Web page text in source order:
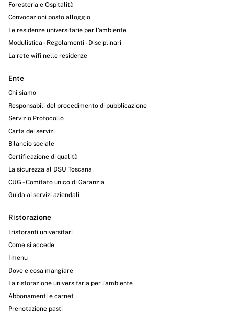
Foresteria e Ospitalità
Convocazioni posto alloggio
Le residenze universitarie per l’ambiente
Modulistica - Regolamenti - Disciplinari
La rete wifi nelle residenze
Ente
Chi siamo
Responsabili del procedimento di pubblicazione
Servizio Protocollo
Carta dei servizi
Bilancio sociale
Certificazione di qualità
La sicurezza al DSU Toscana
CUG - Comitato unico di Garanzia
Guida ai servizi aziendali
Ristorazione
I ristoranti universitari
Come si accede
I menu
Dove e cosa mangiare
La ristorazione universitaria per l’ambiente
Abbonamenti e carnet
Prenotazione pasti